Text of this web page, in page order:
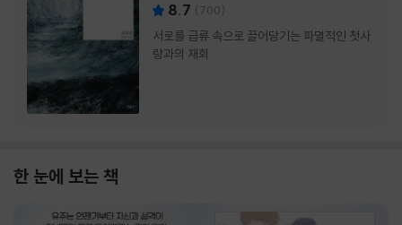
8.7 (700)
서로를 급류 속으로 끌어당기는 파멸적인 첫사
랑과의 재회
한 눈에 보는 책